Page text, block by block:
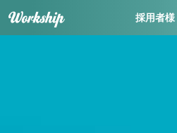
採用者様